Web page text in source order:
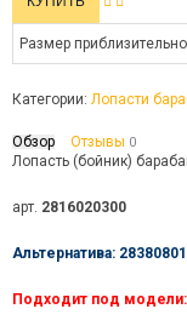
Размер приблизительно
Категории: Лопасти
Обзор Отзывы 0
Лопасть (бойник)
арт. 2816020300
Альтернатива:
Подходит под модели: